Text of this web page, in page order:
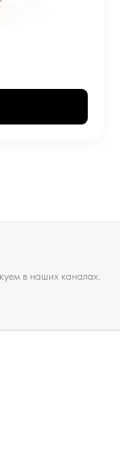
в наших каналах.